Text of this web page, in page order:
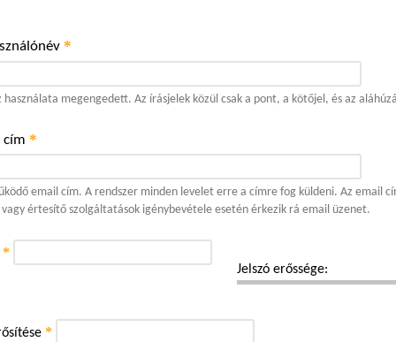
*
használata megengedett. Az írásjelek közül csak a pont, a kötőjel, és az
cím *
email cím. A rendszer minden levelet erre a címre fog küldeni. Az email
vagy értesítő szolgáltatások igénybevétele esetén érkezik rá email üzenet.
Jelszó erőssége:
*
*